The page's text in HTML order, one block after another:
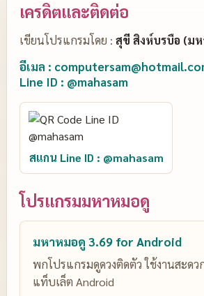
เครดิตและติดต่อ
เขียนโปรแกรมโดย : สุขี สิงห์บรบือ (ม
อีเมล :
Line ID : @mahasam
สแกน Line ID : @mahasam
โปรแกรมมหาหมอดู
มหาหมอดู 3.69 for Android
พกโปรแกรมดูดวงติดตัว ใช้งานสะด
แท็บเล็ต Android